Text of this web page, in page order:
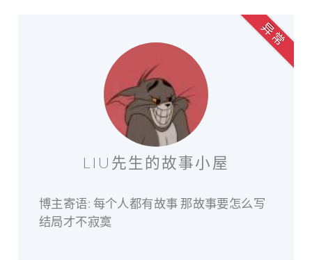
LIU先生的故事小屋
博主寄语: 每个人都有故事 那故事要怎么写
结局才不寂寞
异 常